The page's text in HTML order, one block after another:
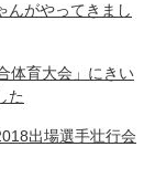
んがやってきまし
体育大会」にきい
た
出場選手壮行会